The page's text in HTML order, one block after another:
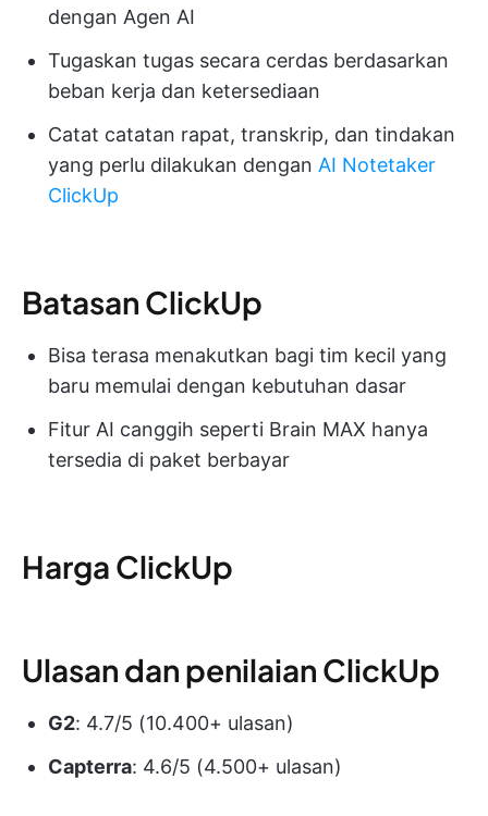
dengan Agen AI
Tugaskan tugas secara cerdas berdasarkan
beban kerja dan ketersediaan
Catat catatan rapat, transkrip, dan tindakan
yang perlu dilakukan dengan AI Notetaker
ClickUp
Batasan ClickUp
Bisa terasa menakutkan bagi tim kecil yang
baru memulai dengan kebutuhan dasar
Fitur AI canggih seperti Brain MAX hanya
tersedia di paket berbayar
Harga ClickUp
Ulasan dan penilaian ClickUp
G2: 4.7/5 (10.400+ ulasan)
Capterra: 4.6/5 (4.500+ ulasan)